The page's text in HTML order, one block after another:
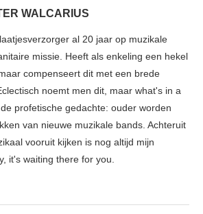
WALCARIUS
al 20 jaar op muzikale
missie. Heeft als enkeling een hekel
compenseert dit met een brede
noemt men dit, maar what's in a
profetische gedachte: ouder worden
van nieuwe muzikale bands. Achteruit
vooruit kijken is nog altijd mijn
it's waiting there for you.